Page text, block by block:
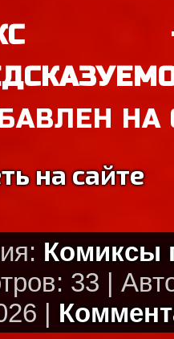
-
НА
на сайте
33 |
|